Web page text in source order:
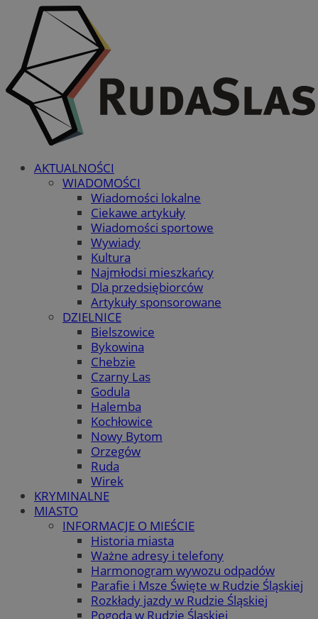
AKTUALNOŚCI
WIADOMOŚCI
Wiadomości lokalne
Ciekawe artykuły
Wiadomości sportowe
Wywiady
Kultura
Najmłodsi mieszkańcy
Dla przedsiębiorców
Artykuły sponsorowane
DZIELNICE
Bielszowice
Bykowina
Chebzie
Czarny Las
Godula
Halemba
Kochłowice
Nowy Bytom
Orzegów
Ruda
Wirek
KRYMINALNE
MIASTO
INFORMACJE O MIEŚCIE
Historia miasta
Ważne adresy i telefony
Harmonogram wywozu odpadów
Parafie i Msze Święte w Rudzie Śląskiej
Rozkłady jazdy w Rudzie Śląskiej
Pogoda w Rudzie Śląskiej